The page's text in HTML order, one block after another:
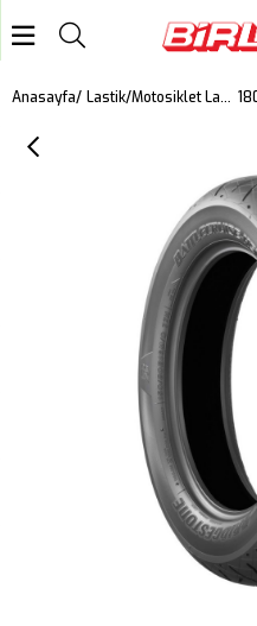
Anasayfa Lastik Motosiklet Lastiği